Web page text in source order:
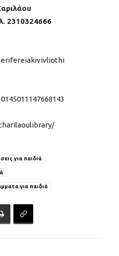
2310324666
για παιδιά
για παιδιά